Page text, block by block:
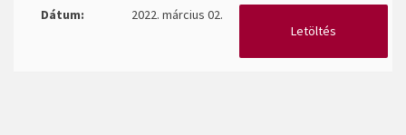
Dátum:
2022. március 02.
Letöltés